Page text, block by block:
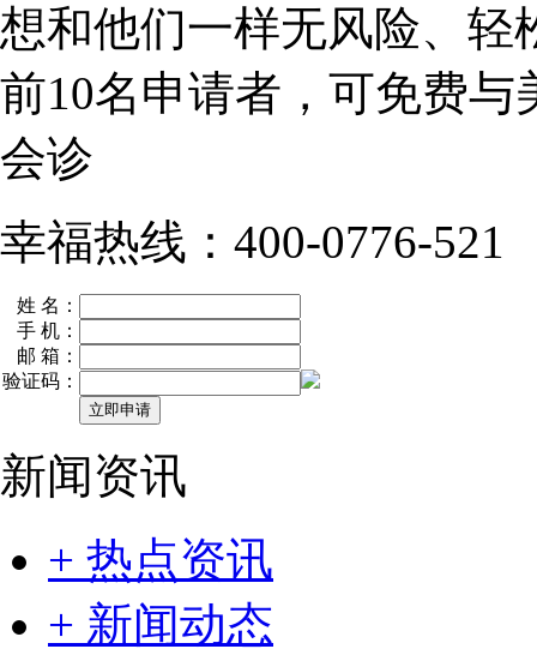
想和他们一样无风险、轻
前10名申请者，可免费与
会诊
幸福热线：400-0776-521
姓 名：
手 机：
邮 箱：
验证码：
新闻资讯
+ 热点资讯
+ 新闻动态